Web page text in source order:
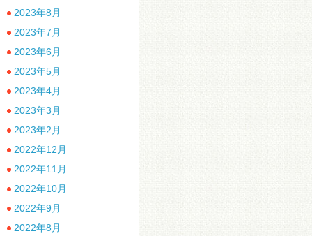
2023年8月
2023年7月
2023年6月
2023年5月
2023年4月
2023年3月
2023年2月
2022年12月
2022年11月
2022年10月
2022年9月
2022年8月